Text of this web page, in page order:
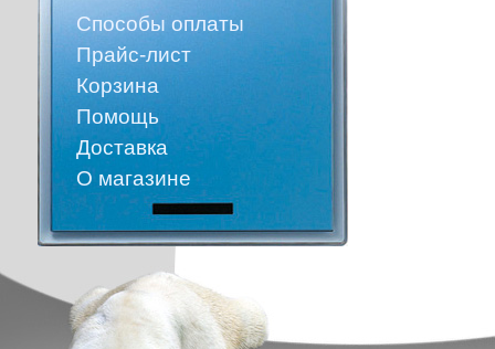
Способы оплаты
Прайс-лист
Корзина
Помощь
Доставка
О магазине